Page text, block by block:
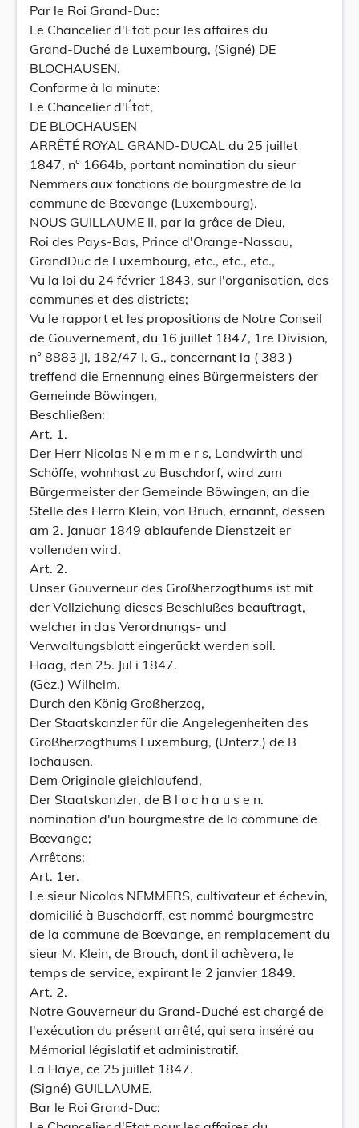
Par le Roi Grand-Duc:
Le Chancelier d'Etat pour les affaires du
Grand-Duché de Luxembourg, (Signé) DE
BLOCHAUSEN.
Conforme à la minute:
Le Chancelier d'État,
DE BLOCHAUSEN
ARRÊTÉ ROYAL GRAND-DUCAL du 25 juillet
1847, n° 1664b, portant nomination du sieur
Nemmers aux fonctions de bourgmestre de la
commune de Bœvange (Luxembourg).
NOUS GUILLAUME II, par la grâce de Dieu,
Roi des Pays-Bas, Prince d'Orange-Nassau,
GrandDuc de Luxembourg, etc., etc., etc.,
Vu la loi du 24 février 1843, sur l'organisation, des
communes et des districts;
Vu le rapport et les propositions de Notre Conseil
de Gouvernement, du 16 juillet 1847, 1re Division,
n° 8883 Jl, 182/47 I. G., concernant la ( 383 )
treffend die Ernennung eines Bürgermeisters der
Gemeinde Böwingen,
Beschließen:
Art. 1.
Der Herr Nicolas N e m m e r s, Landwirth und
Schöffe, wohnhast zu Buschdorf, wird zum
Bürgermeister der Gemeinde Böwingen, an die
Stelle des Herrn Klein, von Bruch, ernannt, dessen
am 2. Januar 1849 ablaufende Dienstzeit er
vollenden wird.
Art. 2.
Unser Gouverneur des Großherzogthums ist mit
der Vollziehung dieses Beschlußes beauftragt,
welcher in das Verordnungs- und
Verwaltungsblatt eingerückt werden soll.
Haag, den 25. Jul i 1847.
(Gez.) Wilhelm.
Durch den König Großherzog,
Der Staatskanzler für die Angelegenheiten des
Großherzogthums Luxemburg, (Unterz.) de B
lochausen.
Dem Originale gleichlaufend,
Der Staatskanzler, de B l o c h a u s e n.
nomination d'un bourgmestre de la commune de
Bœvange;
Arrêtons:
Art. 1er.
Le sieur Nicolas NEMMERS, cultivateur et échevin,
domicilié à Buschdorff, est nommé bourgmestre
de la commune de Bœvange, en remplacement du
sieur M. Klein, de Brouch, dont il achèvera, le
temps de service, expirant le 2 janvier 1849.
Art. 2.
Notre Gouverneur du Grand-Duché est chargé de
l'exécution du présent arrêté, qui sera inséré au
Mémorial législatif et administratif.
La Haye, ce 25 juillet 1847.
(Signé) GUILLAUME.
Bar le Roi Grand-Duc: